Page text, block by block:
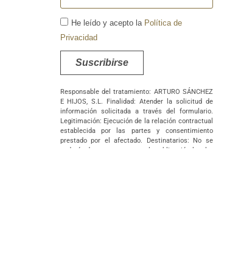
He leído y acepto la Política de
Privacidad
Suscribirse
Responsable del tratamiento: ARTURO SÁNCHEZ
E HIJOS, S.L. Finalidad: Atender la solicitud de
información solicitada a través del formulario.
Legitimación: Ejecución de la relación contractual
establecida por las partes y consentimiento
prestado por el afectado. Destinatarios: No se
cederán datos a terceros, salvo obligación legal o